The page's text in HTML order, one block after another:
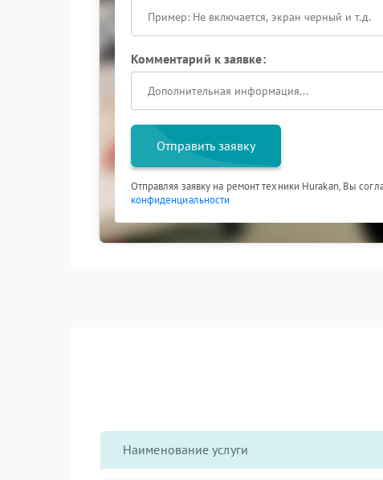
Комментарий к заявке:
Отправить заявку
Отправляя заявку на ремонт техники Hurakan, Вы
конфиденциальности
Наименование услуги